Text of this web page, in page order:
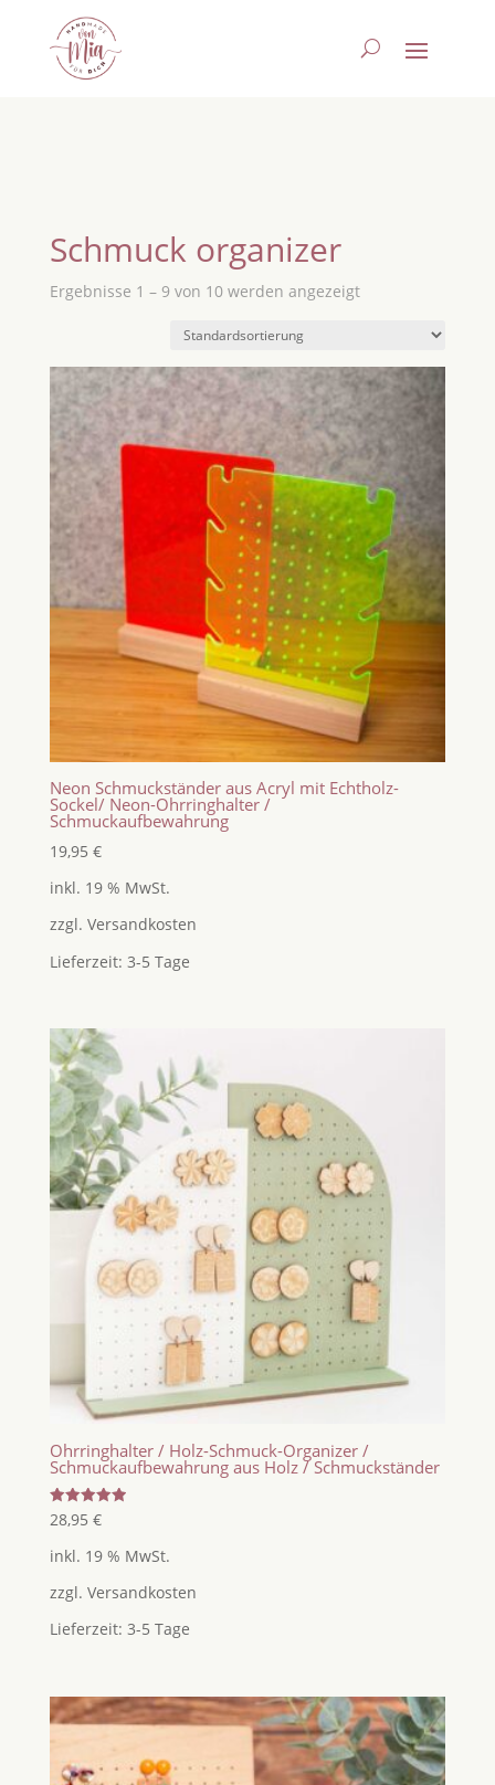
Schmuck organizer
Ergebnisse 1 – 9 von 10 werden angezeigt
Neon Schmuckständer aus Acryl mit Echtholz-
Sockel/ Neon-Ohrringhalter /
Schmuckaufbewahrung
19,95 €
inkl. 19 % MwSt.
zzgl. Versandkosten
Lieferzeit: 3-5 Tage
Ohrringhalter / Holz-Schmuck-Organizer /
Schmuckaufbewahrung aus Holz / Schmuckständer
Bewertet
mit
von 5
28,95 €
inkl. 19 % MwSt.
zzgl. Versandkosten
Lieferzeit: 3-5 Tage